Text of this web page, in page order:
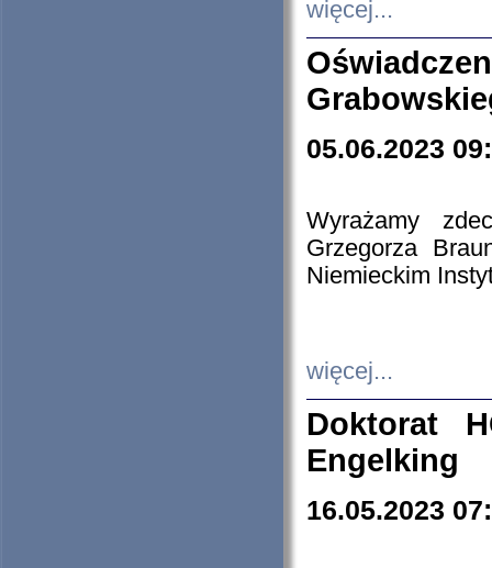
więcej...
05.06.2023
Wyrażamy
Grzegorza
Niemieckim
więcej...
Doktorat
Engelking
16.05.2023